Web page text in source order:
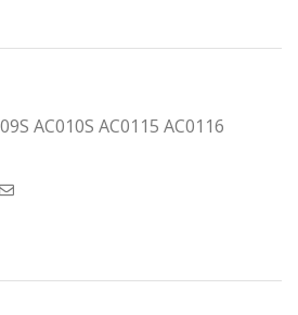
AC010S AC0115 AC0116